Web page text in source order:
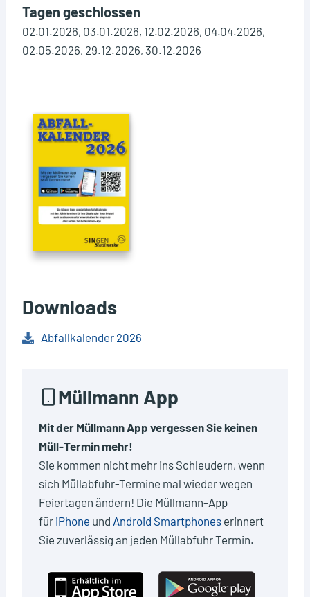
Tagen geschlossen
02.01.2026, 03.01.2026, 12.02.2026, 04.04.2026,
02.05.2026, 29.12.2026, 30.12.2026
Downloads
Abfallkalender 2026
Müllmann App
Mit der Müllmann App vergessen Sie keinen
Müll-Termin mehr!
Sie kommen nicht mehr ins Schleudern, wenn
sich Müllabfuhr-Termine mal wieder wegen
Feiertagen ändern! Die Müllmann-App
für iPhone und Android Smartphones erinnert
Sie zuverlässig an jeden Müllabfuhr Termin.